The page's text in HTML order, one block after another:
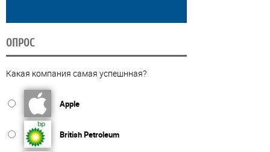
ОПРОС
Какая компания самая успешнная?
Apple
British Petroleum